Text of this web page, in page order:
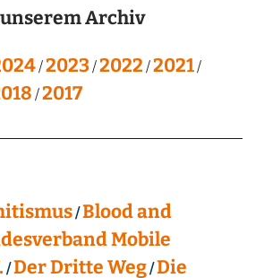
Archiv
2023 2022 2021
2017
Blood and
Mobile
Der Dritte Weg Die